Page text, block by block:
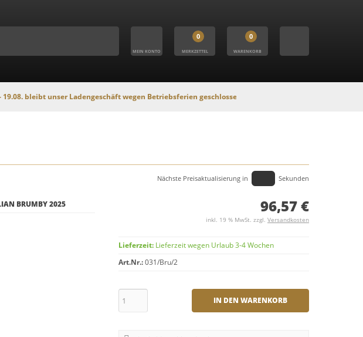
MEIN KONTO
0
MERKZETTEL
0
WARENKORB
unser Ladengeschäft wegen Betriebsferien geschlossen. In dieser Zeit findet kein Versand statt,
Nächste Preisaktualisierung in Sekunden
BRUMBY 2025 96,57 €
inkl. 19 % MwSt. zzgl. Versandkosten
Lieferzeit: Lieferzeit wegen Urlaub 3-4 Wochen
Art.Nr.:031/Bru/2
IN DEN WARENKORB